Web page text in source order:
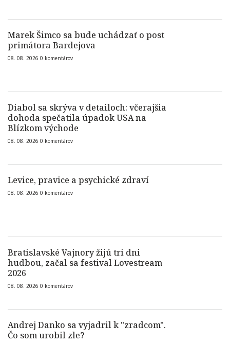
Marek Šimco sa bude uchádzať o post
primátora Bardejova
08. 08. 2026 0 komentárov
Diabol sa skrýva v detailoch: včerajšia
dohoda spečatila úpadok USA na
Blízkom východe
08. 08. 2026 0 komentárov
Levice, pravice a psychické zdraví
08. 08. 2026 0 komentárov
Bratislavské Vajnory žijú tri dni
hudbou, začal sa festival Lovestream
2026
08. 08. 2026 0 komentárov
Andrej Danko sa vyjadril k "zradcom".
Čo som urobil zle?